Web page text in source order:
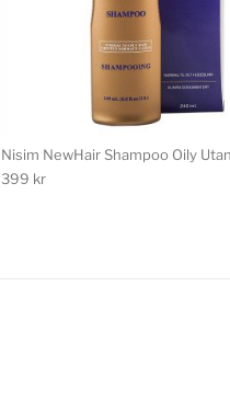
Nisim NewHair Shampoo Oily
399 kr